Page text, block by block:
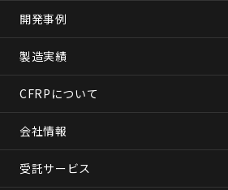
開発事例
製造実績
CFRPについて
会社情報
受託サービス